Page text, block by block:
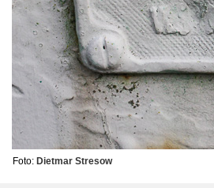
Foto: Dietmar Stresow